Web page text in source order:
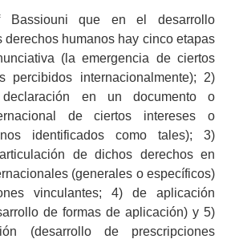
Bassiouni que en el desarrollo
derechos humanos hay cinco etapas
(la emergencia de ciertos
percibidos internacionalmente); 2)
en un documento o
de ciertos intereses o
identificados como tales); 3)
de dichos derechos en
(generales o específicos)
vinculantes; 4) de aplicación
de formas de aplicación) y 5)
(desarrollo de prescripciones